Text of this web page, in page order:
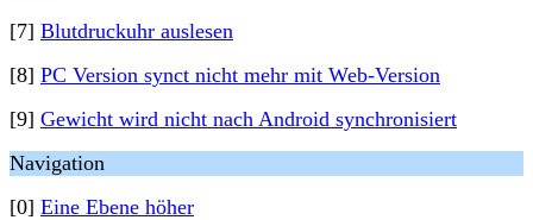
[7] Blutdruckuhr auslesen
[8] PC Version synct nicht mehr mit Web-Version
[9] Gewicht wird nicht nach Android synchronisiert
Navigation
[0] Eine Ebene höher